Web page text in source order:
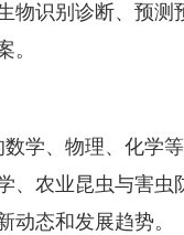
物识别诊断、预
。
数学、物理、化学
、农业昆虫与害
动态和发展趋势。